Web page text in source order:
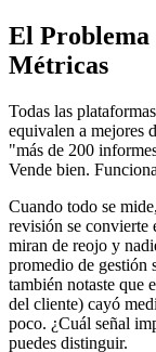
El Problema
Métricas
Todas las
equivalen a mejores
"más de 200
Vende bien.
Cuando todo se
revisión se convierte
miran de reojo y
promedio de gestión
también notaste que
del cliente) cayó
poco. ¿Cuál señal
puedes distinguir.